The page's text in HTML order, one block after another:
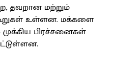
தவறான மற்றும்
உள்ளன. மக்களை
முக்கிய பிரச்சனைகள்